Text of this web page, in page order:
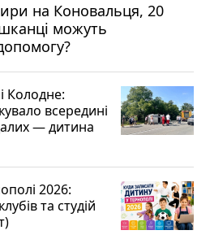
на Коновальця, 20
можуть
Колодне:
всередині
— дитина
2026:
та студій